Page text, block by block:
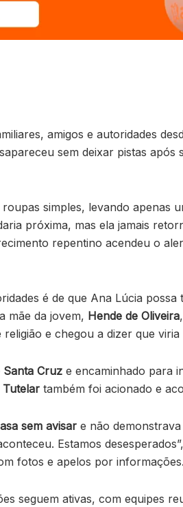
amigos e autoridades
sem deixar pistas após
simples, levando apenas
próxima, mas ela jamais
repentino acendeu o
é de que Ana Lúcia possa
mãe da jovem, Hende de Oliveira
e chegou a dizer que viria
Santa Cruz e encaminhado para
Tutelar também foi acionado e
sem avisar e não
Estamos
fotos e apelos por informações.
seguem ativas, com equipes